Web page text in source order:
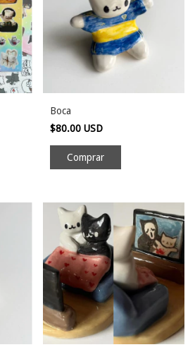
Boca
$80.00 USD